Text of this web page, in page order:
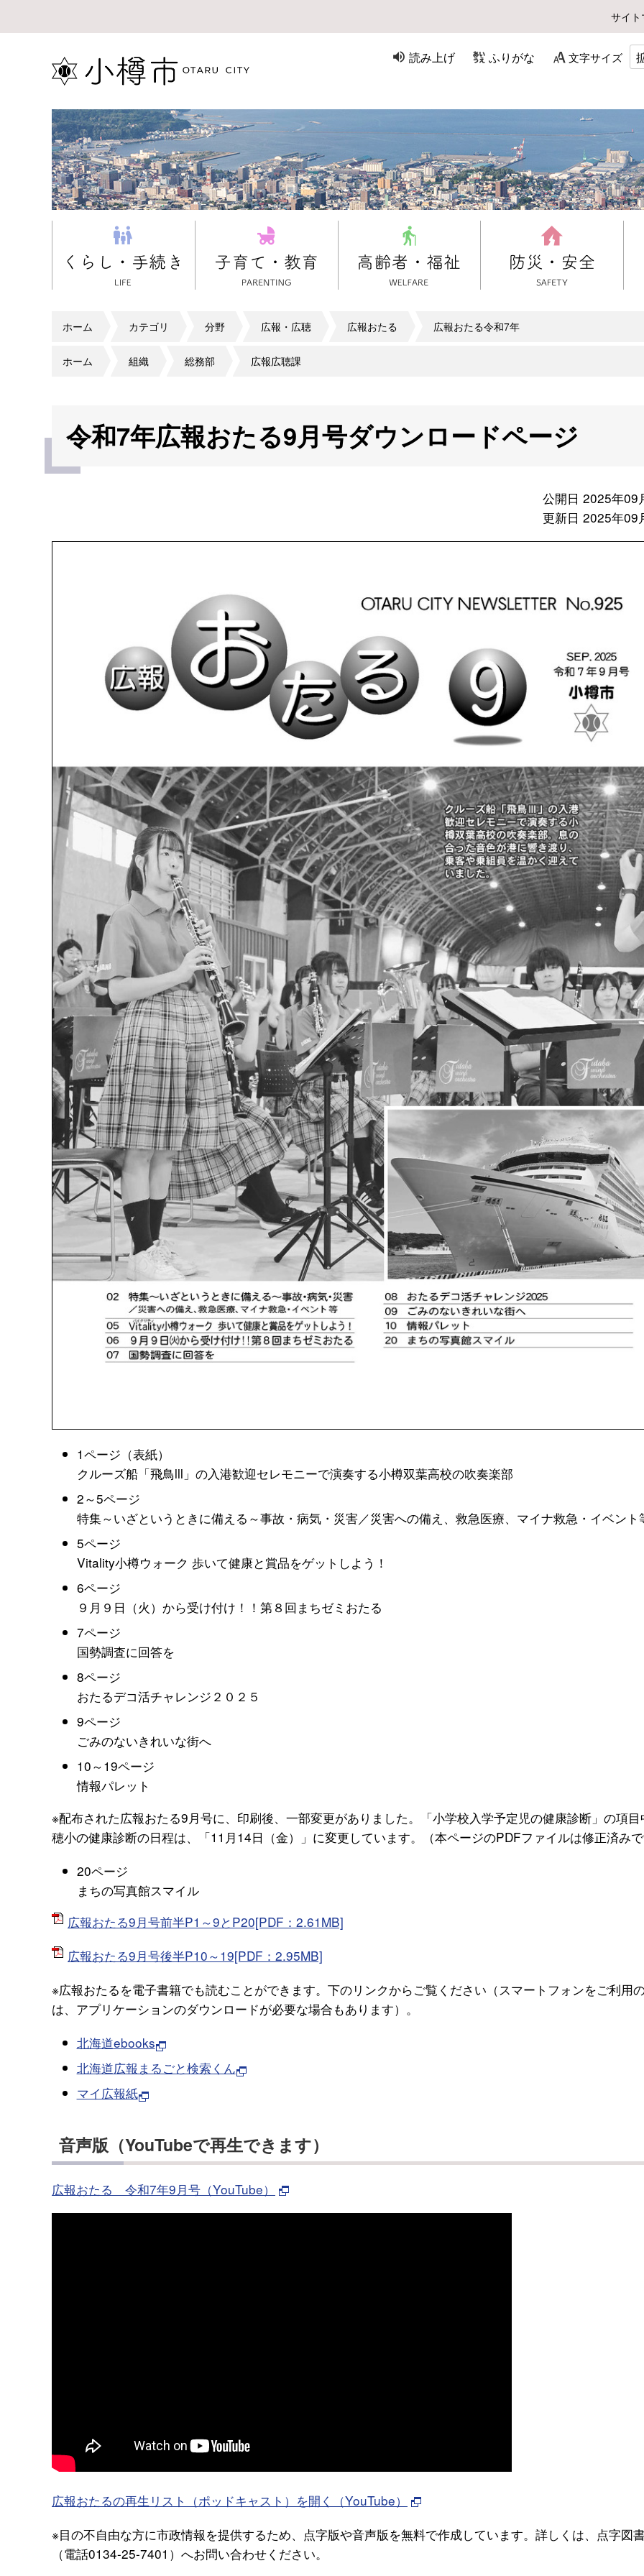
サイ
読み上げ ふりがな 文字サイズ
ホーム カテゴリ 分野 広報・広聴 広報おたる 広報おたる令和7年
ホーム 組織 総務部 広報広聴課
令和7年広報おたる9月号ダウンロードページ
公開日 2025年09
更新日 2025年09
1ページ（表紙）
クルーズ船「飛鳥lll」の入港歓迎セレモニーで演奏する小樽双葉高校の吹奏楽部
2～5ページ
特集～いざというときに備える～事故・病気・災害／災害への備え、救急医療、マイナ救急・イベント
5ページ
Vitality小樽ウォーク 歩いて健康と賞品をゲットしよう！
6ページ
９月９日（火）から受け付け！！第８回まちゼミおたる
7ページ
国勢調査に回答を
8ページ
おたるデコ活チャレンジ２０２５
9ページ
ごみのないきれいな街へ
10～19ページ
情報パレット
※配布された広報おたる9月号に、印刷後、一部変更がありました。「小学校入学予定児の健康診断」の項
穂小の健康診断の日程は、「11月14日（金）」に変更しています。（本ページのPDFファイルは修正済み
20ページ
まちの写真館スマイル
広報おたる9月号前半P1～9とP20[PDF：2.61MB]
広報おたる9月号後半P10～19[PDF：2.95MB]
※広報おたるを電子書籍でも読むことができます。下のリンクからご覧ください（スマートフォンをご利用
は、アプリケーションのダウンロードが必要な場合もあります）。
北海道ebooks
北海道広報まるごと検索くん
マイ広報紙
音声版（YouTubeで再生できます）
広報おたる 令和7年9月号（YouTube）
広報おたるの再生リスト（ポッドキャスト）を開く（YouTube）
※目の不自由な方に市政情報を提供するため、点字版や音声版を無料で作成しています。詳しくは、点字図
（電話0134-25-7401）へお問い合わせください。